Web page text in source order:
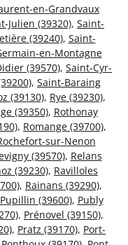
en-Grandvaux
Julien (39320), Saint-
(39240), Saint-
en-Montagne
(39570), Saint-Cyr-
, Saint-Baraing
(39130), Rye (39230),
(39350), Rothonay
, Romange (39700),
sur-Nenon
(39570), Relans
(39230), Ravilloles
, Rainans (39290),
Pupillin (39600), Publy
, Prénovel (39150),
, Pratz (39170), Port-